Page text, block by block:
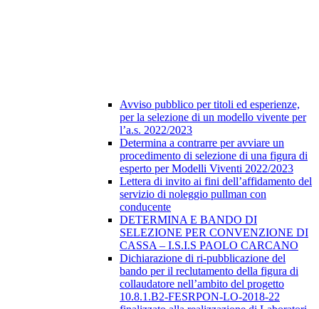
Avviso pubblico per titoli ed esperienze,
per la selezione di un modello vivente per
l’a.s. 2022/2023
Determina a contrarre per avviare un
procedimento di selezione di una figura di
esperto per Modelli Viventi 2022/2023
Lettera di invito ai fini dell’affidamento del
servizio di noleggio pullman con
conducente
DETERMINA E BANDO DI
SELEZIONE PER CONVENZIONE DI
CASSA – I.S.I.S PAOLO CARCANO
Dichiarazione di ri-pubblicazione del
bando per il reclutamento della figura di
collaudatore nell’ambito del progetto
10.8.1.B2-FESRPON-LO-2018-22